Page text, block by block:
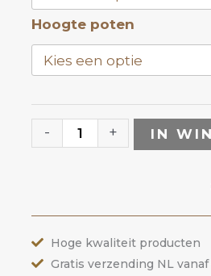
Hoogte poten
-
aantal
+ IN
Hoge kwaliteit producten
Gratis verzending NL